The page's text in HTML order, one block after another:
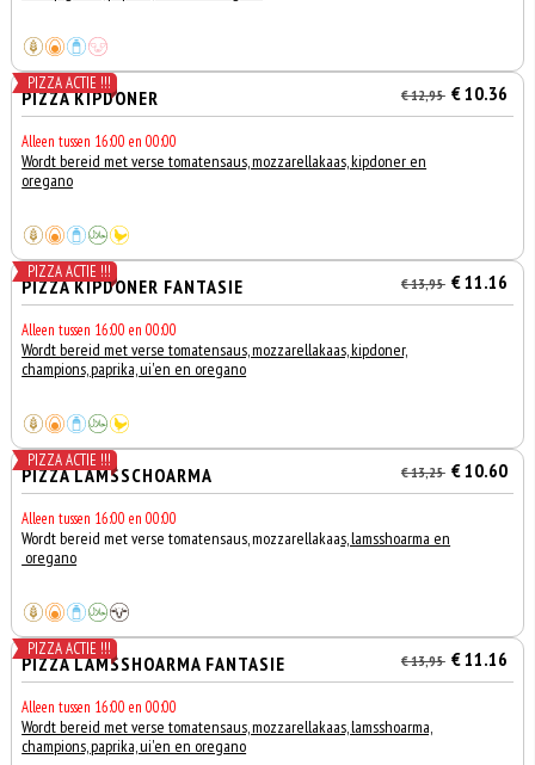
PIZZA ACTIE !!!
PIZZA KIPDONER € 12,95 € 10.36
Alleen tussen 16:00 en 00:00
Wordt bereid met verse tomatensaus, mozzarellakaas, kipdoner en
oregano
PIZZA ACTIE !!!
PIZZA KIPDONER FANTASIE € 13,95 € 11.16
Alleen tussen 16:00 en 00:00
Wordt bereid met verse tomatensaus, mozzarellakaas, kipdoner,
champions, paprika, ui'en en oregano
PIZZA ACTIE !!!
PIZZA LAMSSCHOARMA € 13,25 € 10.60
Alleen tussen 16:00 en 00:00
Wordt bereid met verse tomatensaus, mozzarellakaas, lamsshoarma en
oregano
PIZZA ACTIE !!!
PIZZA LAMSSHOARMA FANTASIE € 13,95 € 11.16
Alleen tussen 16:00 en 00:00
Wordt bereid met verse tomatensaus, mozzarellakaas, lamsshoarma,
champions, paprika, ui'en en oregano